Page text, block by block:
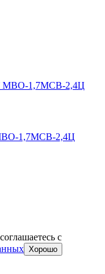
1,7МСВ-2,4Ц
c
Хорошо